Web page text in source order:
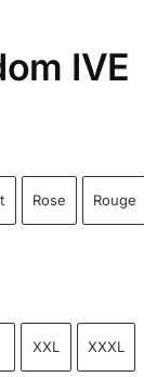
IVE
Rose Rouge
XXL XXXL